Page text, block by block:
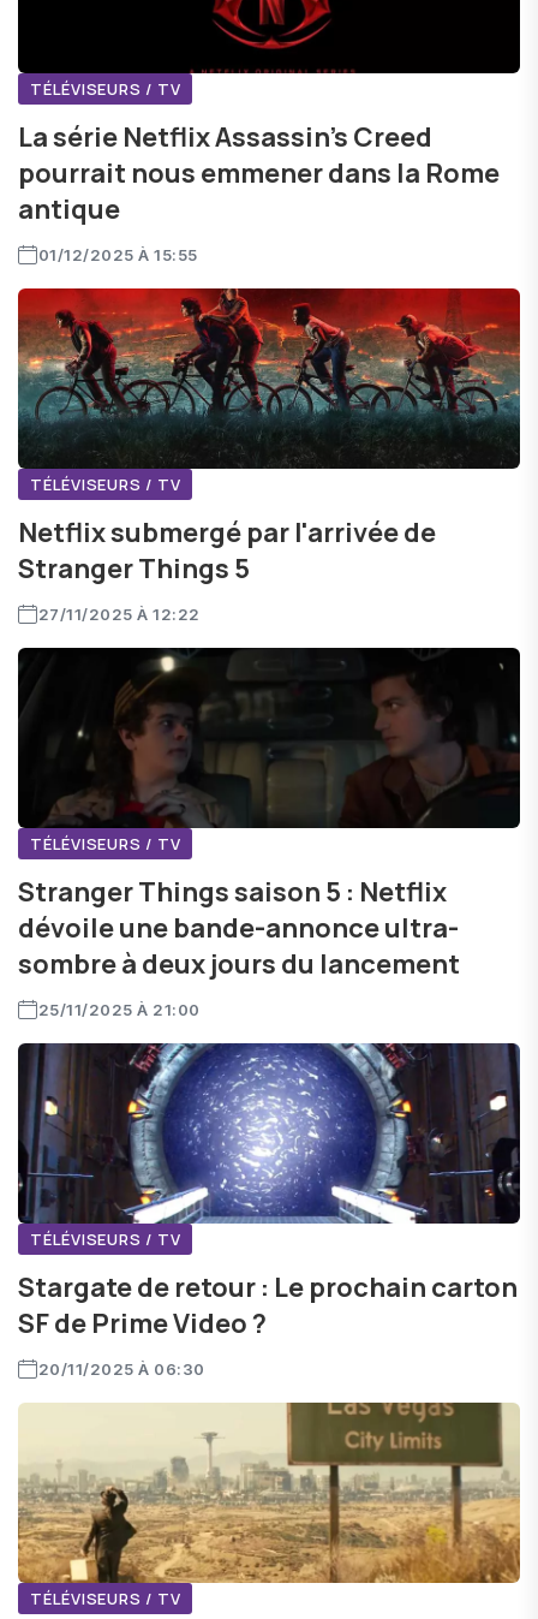
TÉLÉVISEURS / TV
La série Netflix Assassin's Creed
pourrait nous emmener dans la Rome
antique
01/12/2025 À 15:55
TÉLÉVISEURS / TV
Netflix submergé par l'arrivée de
Stranger Things 5
27/11/2025 À 12:22
TÉLÉVISEURS / TV
Stranger Things saison 5 : Netflix
dévoile une bande-annonce ultra-
sombre à deux jours du lancement
25/11/2025 À 21:00
TÉLÉVISEURS / TV
Stargate de retour : Le prochain carton
SF de Prime Video ?
20/11/2025 À 06:30
TÉLÉVISEURS / TV